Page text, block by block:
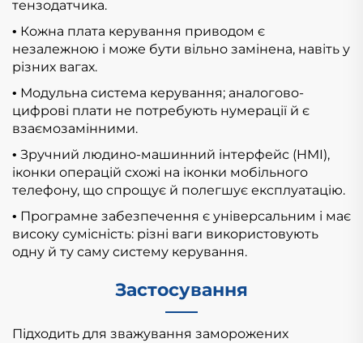
тензодатчика.
• Кожна плата керування приводом є
незалежною і може бути вільно замінена, навіть у
різних вагах.
• Модульна система керування; аналогово-
цифрові плати не потребують нумерації й є
взаємозамінними.
• Зручний людино-машинний інтерфейс (HMI),
іконки операцій схожі на іконки мобільного
телефону, що спрощує й полегшує експлуатацію.
• Програмне забезпечення є універсальним і має
високу сумісність: різні ваги використовують
одну й ту саму систему керування.
Застосування
Підходить для зважування заморожених